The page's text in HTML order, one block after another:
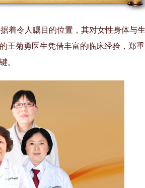
着令人瞩目的位置，其对女性身体与生
王菊勇医生凭借丰富的临床经验，郑重
。